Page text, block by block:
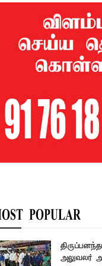
POPULAR
அலுவலர்